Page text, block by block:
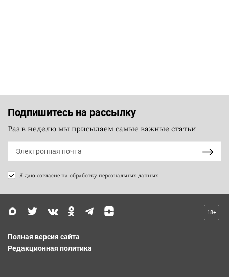
Подпишитесь на рассылку
Раз в неделю мы присылаем самые важные статьи
Я даю согласие на обработку персональных данных
18+
Полная версия сайта
Редакционная политика